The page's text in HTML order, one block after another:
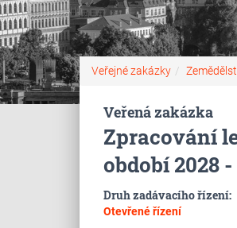
Veřejné zakázky
Veřená zakázka
Zpracování
období 2028 -
Druh zadávacího řízení:
Otevřené řízení